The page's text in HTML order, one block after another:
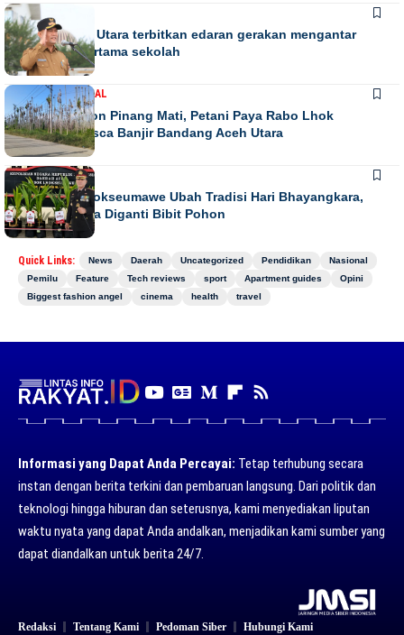
DAERAH
Bupati Aceh Utara terbitkan edaran gerakan mengantar
anak hari pertama sekolah
DAERAHNASIONAL
Ribuan Pohon Pinang Mati, Petani Paya Rabo Lhok
Terpuruk Pasca Banjir Bandang Aceh Utara
DAERAHNEWS
Kapolres Lhokseumawe Ubah Tradisi Hari Bhayangkara,
Papan Bunga Diganti Bibit Pohon
Quick Links: News Daerah Uncategorized Pendidikan
Nasional
Pemilu
Feature Tech reviews sport Apartment guides
Opini
Biggest fashion angel
cinema health travel
Informasi yang Dapat Anda Percayai: Tetap terhubung secara
instan dengan berita terkini dan pembaruan langsung. Dari politik dan
teknologi hingga hiburan dan seterusnya, kami menyediakan liputan
waktu nyata yang dapat Anda andalkan, menjadikan kami sumber yang
dapat diandalkan untuk berita 24/7.
Redaksi Tentang Kami Pedoman Siber Hubungi Kami